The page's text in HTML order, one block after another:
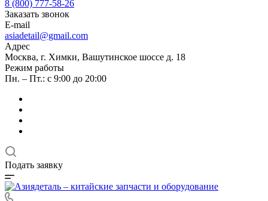
8 (800) 777-58-26
Заказать звонок
E-mail
asiadetail@gmail.com
Адрес
Москва, г. Химки, Вашутинское шоссе д. 18
Режим работы
Пн. – Пт.: с 9:00 до 20:00
Подать заявку